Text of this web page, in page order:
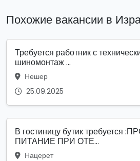
Похожие вакансии в
Требуется работник с
шиномонтаж ...
Нешер
25.09.2025
В гостиницу бутик требуется
ПИТАНИЕ ПРИ ОТЕ...
Нацерет